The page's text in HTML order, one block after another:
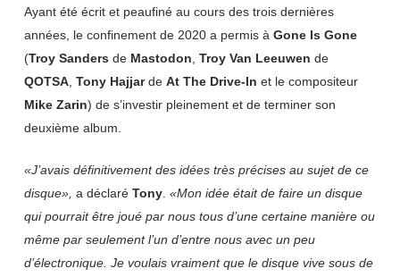
Ayant été écrit et peaufiné au cours des trois dernières
années, le confinement de 2020 a permis à Gone Is Gone
(Troy Sanders de Mastodon Troy Van Leeuwen de
QOTSA, Tony Hajjarde At The Drive-In et le compositeur
Mike Zarin) de s’investir pleinement et de terminer son
deuxième album.
«J’avais définitivement des idées très précises au sujet de ce
disque», a déclaré Tony. «Mon idée était de faire un disque
qui pourrait être joué par nous tous d’une certaine manière ou
même par seulement l’un d’entre nous avec un peu
d’électronique. Je voulais vraiment que le disque vive sous de